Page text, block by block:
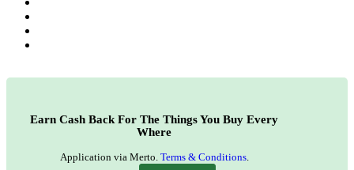
Earn Cash Back For The Things You Buy Every
Where
Application via Merto. Terms & Conditions.